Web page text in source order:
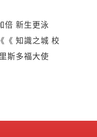
倍 新生更泳
《 知識之城 校
斯多福大使